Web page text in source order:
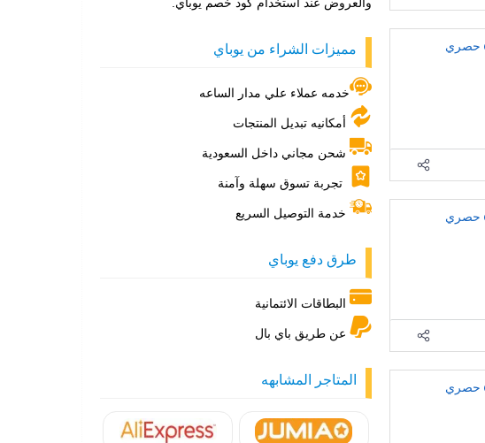
حصري
حصري
حصري
مميزات الشراء من يوباي
خدمه عملاء علي مدار الساعه
أمكانيه تبديل المنتجات
شحن مجاني داخل السعودية
تجربة تسوق سهلة وآمنة
خدمة التوصيل السريع
طرق دفع يوباي
البطاقات الائتمانية
عن طريق باي بال
المتاجر المشابهه